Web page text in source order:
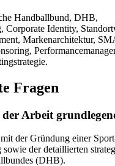
Handballbund, DHB,
Corporate Identity,
Markenarchitektur,
Fragen
Arbeit
der Gründung einer
sowie der detaillierten
(DHB).